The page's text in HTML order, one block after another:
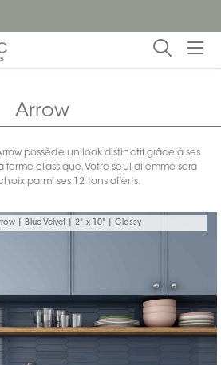
Trouver
Arrow
possède un look distinctif grâce à ses
forme classique. Votre seul dilemme sera
parmi ses 12 tons offerts.
| Blue Velvet | 2" x 10" | Glossy